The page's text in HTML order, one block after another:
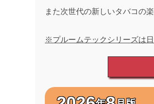
また次世代の新しいタバコの
※プルームテックシリーズは